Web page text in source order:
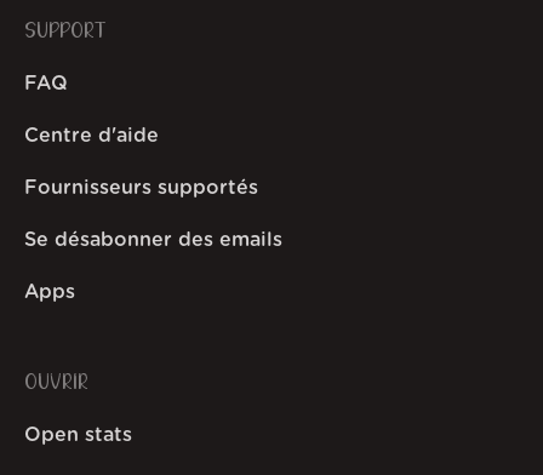
SUPPORT
FAQ
Centre d'aide
Fournisseurs supportés
Se désabonner des emails
Apps
OUVRIR
Open stats